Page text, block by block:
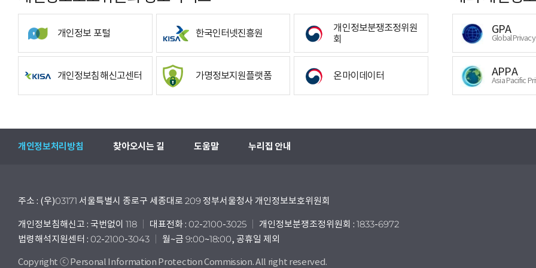
개인정보 포털 한국인터넷진흥원
개인정보분쟁조정위원
회
개인정보침해신고센터 가명정보지원플랫폼 온마이데이터
GPA
Global
APPA
Asia Pacific
개인정보처리방침 찾아오시는 길 도움말 누리집 안내
주소 : (우)03171 서울특별시 종로구 세종대로 209 정부서울청사 개인정보보호위원회
개인정보침해신고 : 국번없이 118 대표전화 : 02-2100-3025
개인정보분쟁조정위원회 : 1833-6972
법령해석지원센터 : 02-2100-3043
월~금 9:00~18:00, 공휴일 제외
Copyright ⓒ Personal Information Protection Commission. All right reserved.